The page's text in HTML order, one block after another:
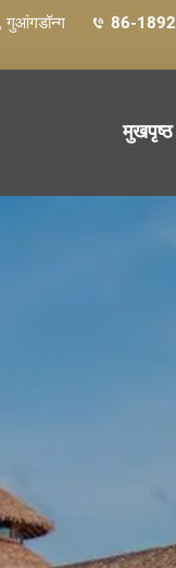
गुआंगडॉन्ग
86-
मुखपृष्ठ